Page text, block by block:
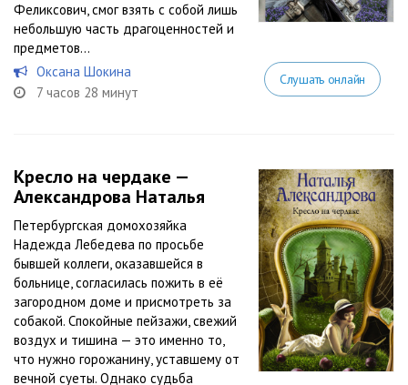
Феликсович, смог взять с собой лишь
небольшую часть драгоценностей и
предметов...
Оксана Шокина
7 часов 28 минут
Слушать онлайн
Кресло на чердаке —
Александрова Наталья
Петербургская домохозяйка
Надежда Лебедева по просьбе
бывшей коллеги, оказавшейся в
больнице, согласилась пожить в её
загородном доме и присмотреть за
собакой. Спокойные пейзажи, свежий
воздух и тишина — это именно то,
что нужно горожанину, уставшему от
вечной суеты. Однако судьба